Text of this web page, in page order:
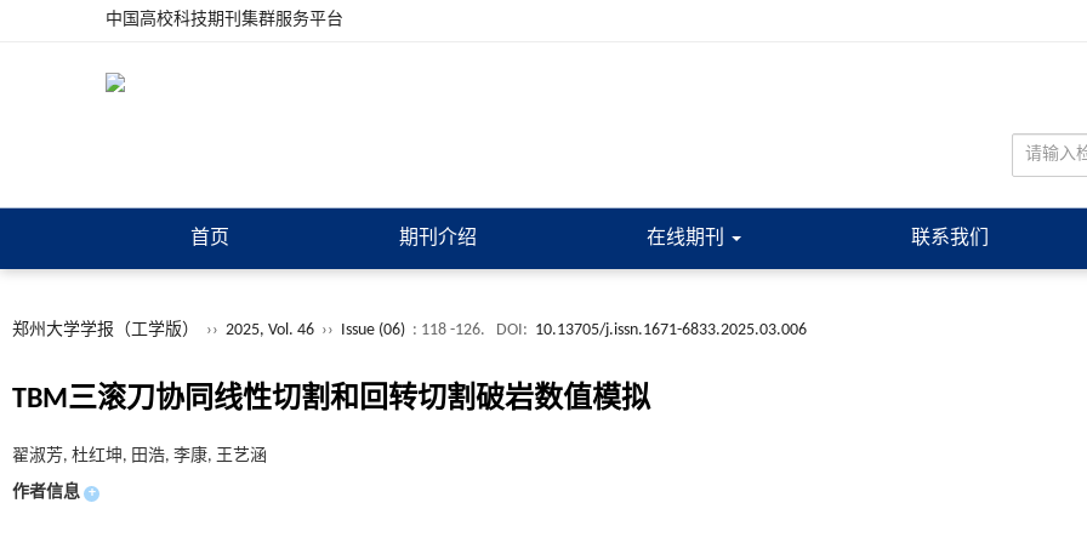
中国高校科技期刊集群服务平台
首页 期刊介绍 在线期刊 联系我们
郑州大学学报（工学版） ›› 2025, Vol. 46 ›› Issue (06) : 118 -126. DOI: 10.13705/j.issn.1671-6833.2025.03.006
TBM三滚刀协同线性切割和回转切割破岩数值模拟
翟淑芳, 杜红坤, 田浩, 李康, 王艺涵
作者信息 +